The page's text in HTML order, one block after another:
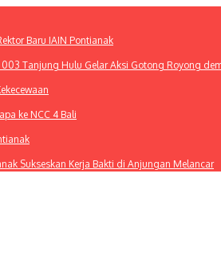
Baru IAIN Pontianak
Tanjung Hulu Gelar Aksi Gotong Royong
ke NCC 4 Bali
Sukseskan Kerja Bakti di Anjungan Melancar